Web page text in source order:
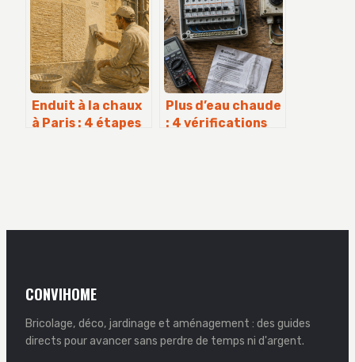
logement ?
et optimiser
Enduit à la chaux
à Paris : 4 étapes
Plus d’eau chaude
: 4 vérifications
CONVIHOME
Bricolage, déco, jardinage et aménagement : des guides
directs pour avancer sans perdre de temps ni d'argent.